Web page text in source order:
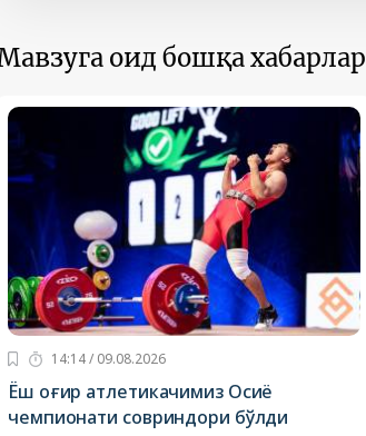
оид бошқа хабарлар
14:14 / 09.08.2026
Ёш оғир атлетикачимиз Осиё
чемпионати совриндори бўлди